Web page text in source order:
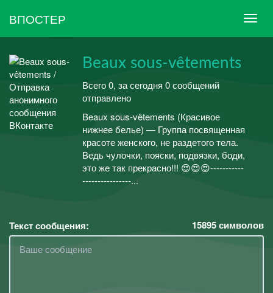
ВПОСТЕР
Beaux sous-vêtements
Всего 0, за сегодня 0 сообщений
отправлено
Beaux sous-vêtements (Красивое
нижнее белье) — Группа посвященная
красоте женского, не раздетого тела.
Ведь чулочки, пояски, подвязки, боди,
это же так прекрасно!!! 😍😍😍-----------
----------------...
Текст сообщения: 15895символов